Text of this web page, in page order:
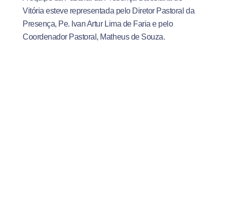
Vitória esteve representada pelo Diretor Pastoral da
Presença, Pe. Ivan Artur Lima de Faria e pelo
Coordenador Pastoral, Matheus de Souza.